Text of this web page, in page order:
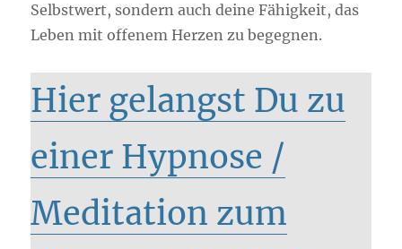
Selbstwert, sondern auch deine Fähigkeit, das
Leben mit offenem Herzen zu begegnen.
Hier gelangst Du zu
einer Hypnose /
Meditation zum